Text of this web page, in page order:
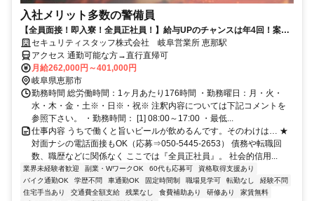
入社メリット多数の警備員
【全員面接！即入寮！全員正社員！】給与UPのチャンスは年4回！案件
数・隊員数は東海エリアトップクラス
セキュリティスタッフ株式会社 岐阜営業所 恵那駅
アクセス 通勤可能な方→直行直帰可
月給262,000円～401,000円
岐阜県恵那市
勤務時間 総労働時間：1ヶ月あたり176時間 ・勤務曜日：月・火・
水・木・金・土※・日※・祝※ 注釈内容については下記コメントを
参照下さい。 ・勤務時間： [1] 08:00～17:00 ・最低...
仕事内容 うちで働くと旨いビールが飲めるんです。そのわけは… ★
対面ナシの電話面接もOK（応募⇒050-5445-2653） 債務や転職回
数、職歴などに関係なく ここでは『全員正社員』。 社会的信用...
業界未経験者歓迎 副業・WワークOK 60代も応募可
資格取得支援あり
バイク通勤OK
学歴不問 車通勤OK 固定時間制 職場見学可 転勤なし
経験不問
住宅手当あり
交通費全額支給 残業なし 食費補助あり 研修あり
家賃無料